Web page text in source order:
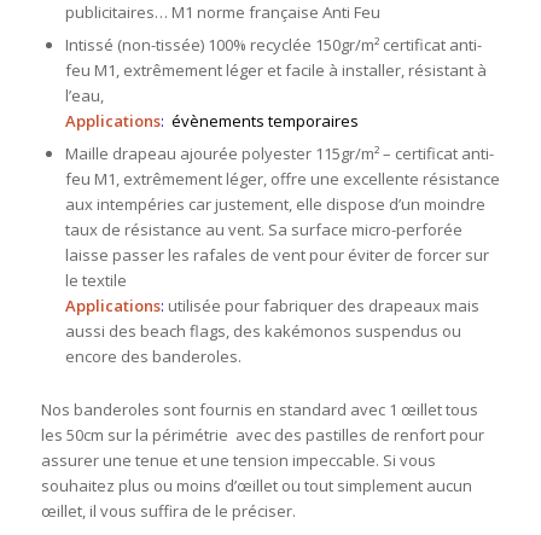
publicitaires… M1 norme française Anti Feu
Intissé (non-tissée) 100% recyclée 150gr/m² certificat anti-
feu M1, extrêmement léger et facile à installer, résistant à
l’eau,
Applications: évènements temporaires
Maille drapeau ajourée polyester 115gr/m² – certificat anti-
feu M1, extrêmement léger, offre une excellente résistance
aux intempéries car justement, elle dispose d’un moindre
taux de résistance au vent. Sa surface micro-perforée
laisse passer les rafales de vent pour éviter de forcer sur
le textile
Applications: utilisée pour fabriquer des drapeaux mais
aussi des beach flags, des kakémonos suspendus ou
encore des banderoles.
Nos banderoles sont fournis en standard avec 1 œillet tous
les 50cm sur la périmétrie avec des pastilles de renfort pour
assurer une tenue et une tension impeccable. Si vous
souhaitez plus ou moins d’œillet ou tout simplement aucun
œillet, il vous suffira de le préciser.